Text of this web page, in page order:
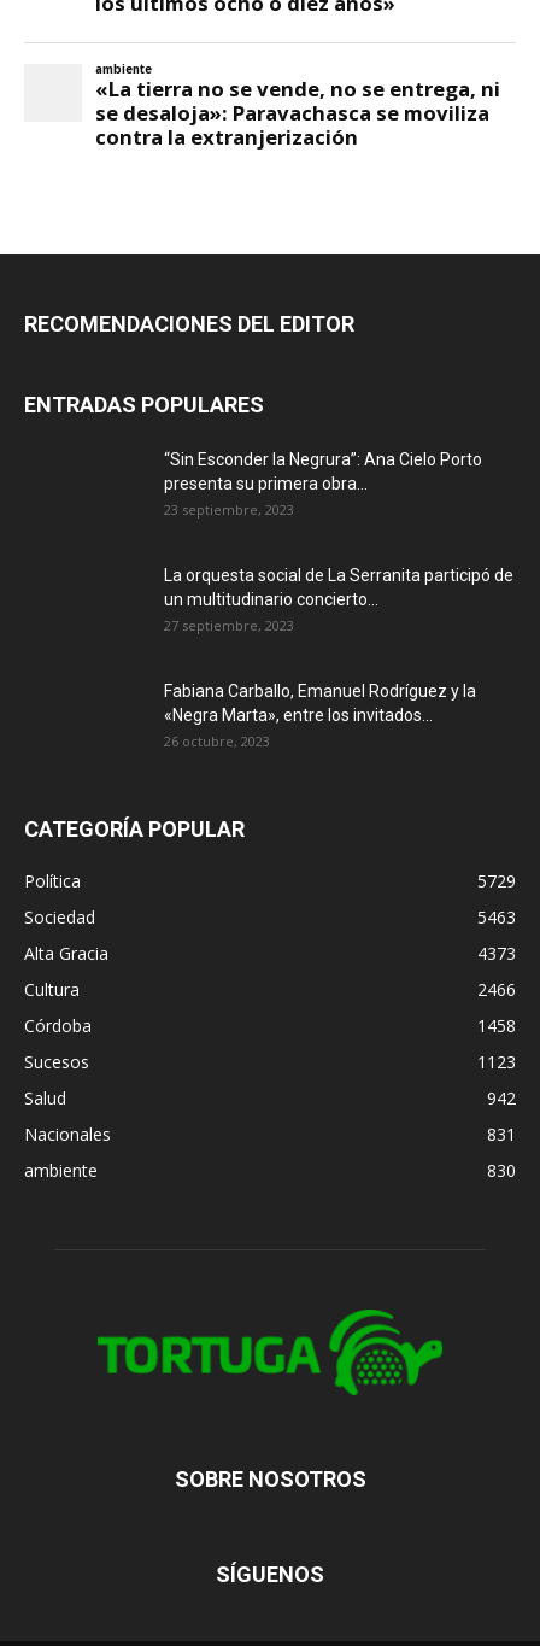
RECOMENDACIONES DEL EDITOR
ENTRADAS POPULARES
“Sin Esconder la Negrura”: Ana Cielo Porto
presenta su primera obra...
23 septiembre, 2023
La orquesta social de La Serranita participó de
un multitudinario concierto...
27 septiembre, 2023
Fabiana Carballo, Emanuel Rodríguez y la
«Negra Marta», entre los invitados...
26 octubre, 2023
CATEGORÍA POPULAR
Política
5729
Sociedad
5463
Alta Gracia
4373
Cultura
2466
Córdoba
1458
Sucesos
1123
Salud
942
Nacionales
831
ambiente
830
SOBRE NOSOTROS
SÍGUENOS